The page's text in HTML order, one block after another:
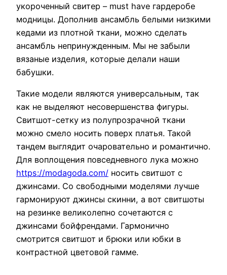
укороченный свитер – must have гардеробе
модницы. Дополнив ансамбль белыми низкими
кедами из плотной ткани, можно сделать
ансамбль непринужденным. Мы не забыли
вязаные изделия, которые делали наши
бабушки.
Такие модели являются универсальным, так
как не выделяют несовершенства фигуры.
Свитшот-сетку из полупрозрачной ткани
можно смело носить поверх платья. Такой
тандем выглядит очаровательно и романтично.
Для воплощения повседневного лука можно
https://modagoda.com/ носить свитшот с
джинсами. Со свободными моделями лучше
гармонируют джинсы скинни, а вот свитшоты
на резинке великолепно сочетаются с
джинсами бойфрендами. Гармонично
смотрится свитшот и брюки или юбки в
контрастной цветовой гамме.